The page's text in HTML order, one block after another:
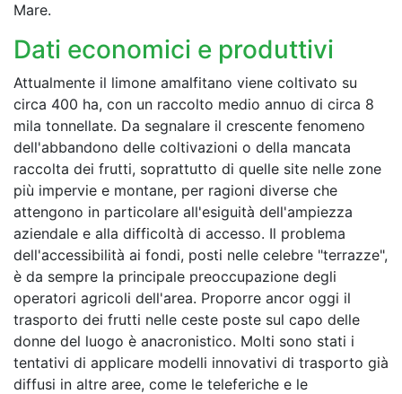
Mare.
Dati economici e produttivi
Attualmente il limone amalfitano viene coltivato su
circa 400 ha, con un raccolto medio annuo di circa 8
mila tonnellate. Da segnalare il crescente fenomeno
dell'abbandono delle coltivazioni o della mancata
raccolta dei frutti, soprattutto di quelle site nelle zone
più impervie e montane, per ragioni diverse che
attengono in particolare all'esiguità dell'ampiezza
aziendale e alla difficoltà di accesso. Il problema
dell'accessibilità ai fondi, posti nelle celebre "terrazze",
è da sempre la principale preoccupazione degli
operatori agricoli dell'area. Proporre ancor oggi il
trasporto dei frutti nelle ceste poste sul capo delle
donne del luogo è anacronistico. Molti sono stati i
tentativi di applicare modelli innovativi di trasporto già
diffusi in altre aree, come le teleferiche e le